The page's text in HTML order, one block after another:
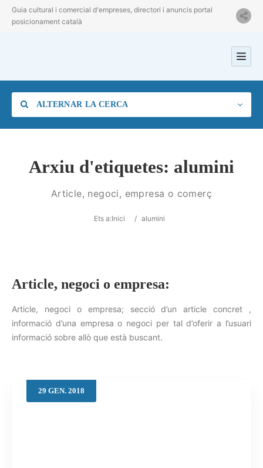
Guia cultural i comercial d'empreses, directori i anuncis portal
posicionament català
ALTERNAR LA CERCA
Categoria
Cerca
Arxiu d'etiquetes: alumini
Article, negoci, empresa o comerç
Ets a:Inici / alumini
Article, negoci o empresa:
Article, negoci o empresa; secció d’un article concret ,
informació d’una empresa o negoci per tal d’oferir a l’usuari
informació sobre allò que està buscant.
29 GEN. 2018